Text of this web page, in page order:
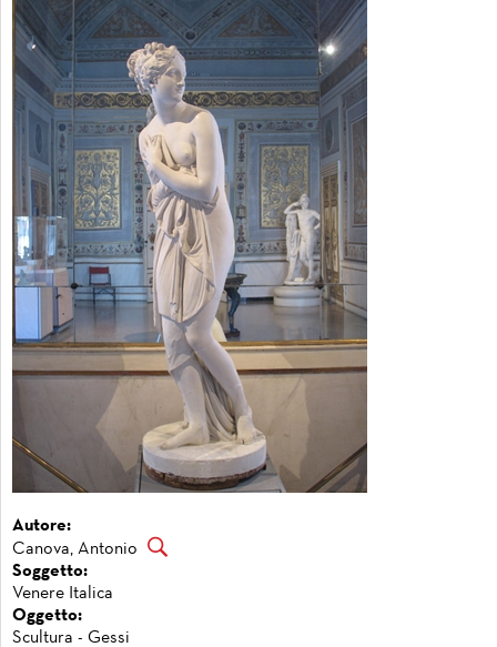
Autore:
Canova, Antonio
Soggetto:
Venere Italica
Oggetto:
Scultura - Gessi